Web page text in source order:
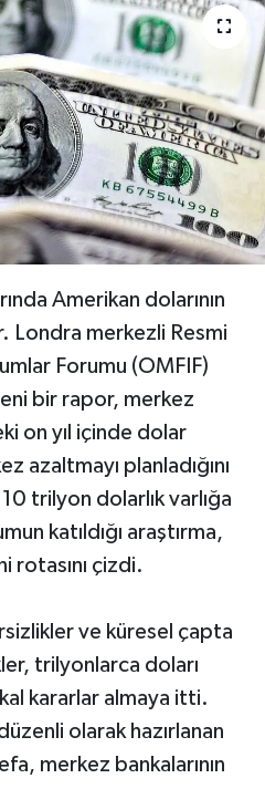
Amerikan dolarının
Londra merkezli Resmi
Forumu (OMFIF)
bir rapor, merkez
on yıl içinde dolar
azaltmayı planladığını
trilyon dolarlık varlığa
katıldığı araştırma,
rotasını çizdi.
ve küresel çapta
trilyonlarca doları
kararlar almaya itti.
olarak hazırlanan
merkez bankalarının